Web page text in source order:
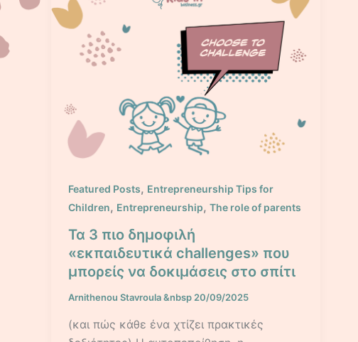
Featured Posts, Entrepreneurship Tips for
Children, Entrepreneurship, The role of parents
Τα 3 πιο δημοφιλή
«εκπαιδευτικά challenges» που
μπορείς να δοκιμάσεις στο σπίτι
Arnithenou Stavroula&nbsp 20/09/2025
(και πώς κάθε ένα χτίζει πρακτικές